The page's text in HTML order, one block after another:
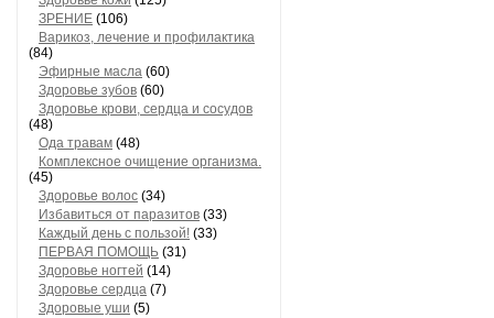
ЗРЕНИЕ (106)
Варикоз, лечение и профилактика
(84)
Эфирные масла (60)
Здоровье зубов (60)
Здоровье крови, сердца и сосудов
(48)
Ода травам (48)
Комплексное очищение организма.
(45)
Здоровье волос (34)
Избавиться от паразитов (33)
Каждый день с пользой! (33)
ПЕРВАЯ ПОМОЩЬ (31)
Здоровье ногтей (14)
Здоровье сердца (7)
Здоровые уши (5)